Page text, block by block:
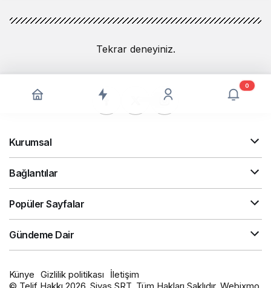
Tekrar deneyiniz.
0
Kurumsal
Bağlantılar
Popüler Sayfalar
Gündeme Dair
Künye Gizlilik politikası
İletişim
© Telif Hakkı 2026, Sivas SRT. Tüm Hakları Saklıdır. Webixmo